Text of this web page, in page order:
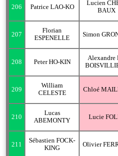
206 Patrice LAO-KO
Lucien
BAUX
207
Florian
ESPENELLE
Simon
208 Peter HO-KIN
Alexandre
209
William
CELESTE
Chloé
210
Lucas
ABEMONTY
Lucie
211
Sébastien FOCK-
KING
Olivier